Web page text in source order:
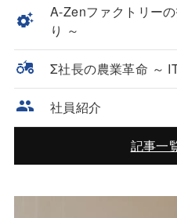
A-Zenファクトリー
り ～
Σ社長の農業革命 ～
社員紹介
記事一